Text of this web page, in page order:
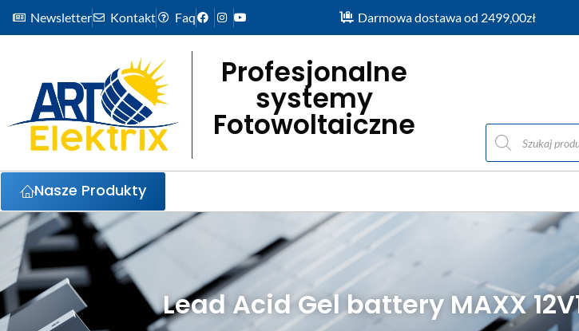
Newsletter Kontakt Faq Darmowa dostawa od 2499,00zł
Profesjonalne
systemy
Fotowoltaiczne
Nasze Produkty
Lead Acid Gel battery MAXX